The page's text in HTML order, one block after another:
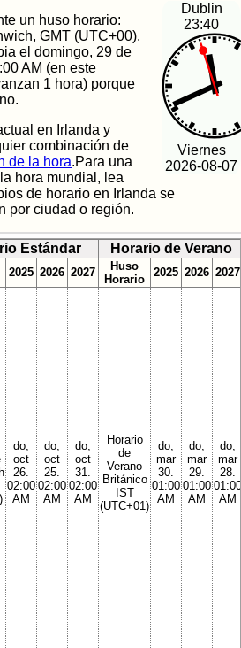
Dublin
23:40
Viernes
2026-08-07
un huso horario:
GMT (UTC+00).
el domingo, 29 de
AM (en este
1 hora) porque
en Irlanda y
combinación de
de la hora.Para una
hora mundial, lea
de horario en Irlanda se
por ciudad o región.
Estándar Horario de Verano
2025 2026 2027
Huso
Horario
2025 2026 2027
do,
oct
26.
02:00
AM
do,
oct
25.
02:00
AM
do,
oct
31.
02:00
AM
Horario
de
Verano
Británico
IST
(UTC+01)
do,
mar
30.
01:00
AM
do,
mar
29.
01:00
AM
do,
mar
28.
01:00
AM